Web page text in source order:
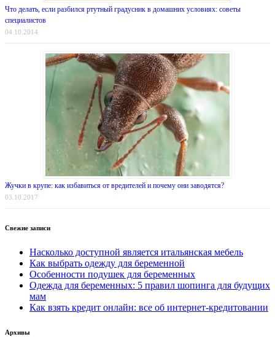
Что делать, если разбился ртутный градусник в домашних условиях: советы
специалистов
04.10.2014
Жучки в крупе: как избавиться от вредителей и почему они заводятся?
03.10.2017
Свежие записи
Насколько доступной является итальянская мебель
Как выбрать одежду для беременной
Особенности подушек для беременных
Одежда для беременных: 5 правил шопинга для будущих
мам
Как взять кредит онлайн: все об интернет-кредитовании
Архивы